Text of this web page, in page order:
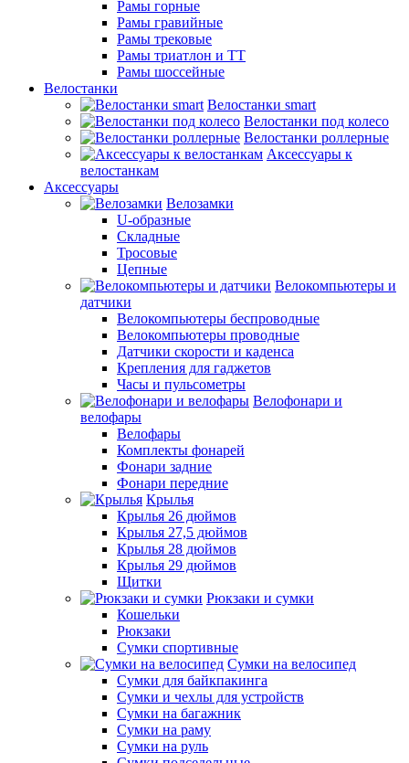
Рамы горные
Рамы гравийные
Рамы трековые
Рамы триатлон и ТТ
Рамы шоссейные
Велостанки
Велостанки smart
Велостанки под колесо
Велостанки роллерные
Аксессуары к
велостанкам
Аксессуары
Велозамки
U-образные
Складные
Тросовые
Цепные
Велокомпьютеры и
датчики
Велокомпьютеры беспроводные
Велокомпьютеры проводные
Датчики скорости и каденса
Крепления для гаджетов
Часы и пульсометры
Велофонари и
велофары
Велофары
Комплекты фонарей
Фонари задние
Фонари передние
Крылья
Крылья 26 дюймов
Крылья 27,5 дюймов
Крылья 28 дюймов
Крылья 29 дюймов
Щитки
Рюкзаки и сумки
Кошельки
Рюкзаки
Сумки спортивные
Сумки на велосипед
Сумки для байкпакинга
Сумки и чехлы для устройств
Сумки на багажник
Сумки на раму
Сумки на руль